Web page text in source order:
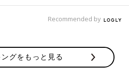
Recommended by
グをもっと見る